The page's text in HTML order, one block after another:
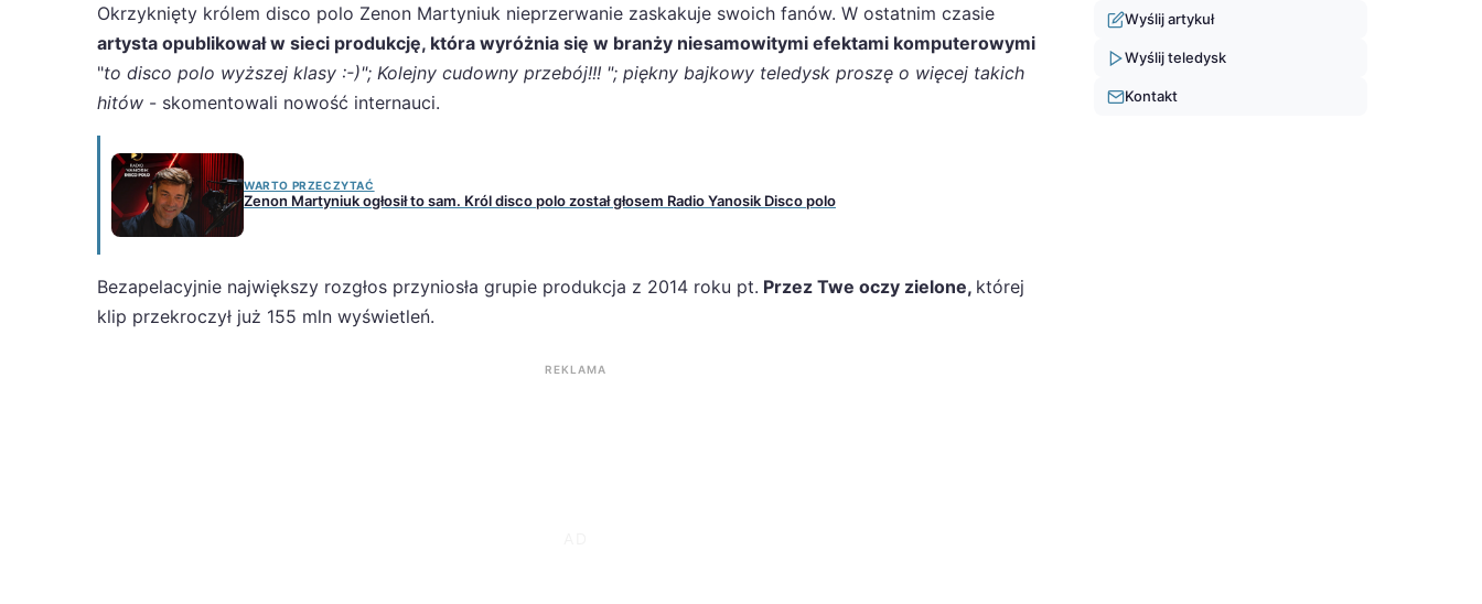
Okrzyknięty królem disco polo Zenon Martyniuk nieprzerwanie zaskakuje swoich fanów. W ostatnim czasie
artysta opublikował w sieci produkcję, która wyróżnia się w branży niesamowitymi efektami komputerowymi
"to disco polo wyższej klasy :-) "; Kolejny cudowny przebój!!! "; piękny bajkowy teledysk proszę o więcej takich
hitów - skomentowali nowość internauci.
WARTO PRZECZYTAĆ
Zenon Martyniuk ogłosił to sam. Król disco polo został głosem Radio Yanosik Disco polo
Bezapelacyjnie największy rozgłos przyniosła grupie produkcja z 2014 roku pt. Przez Twe oczy zielone, której
klip przekroczył już 155 mln wyświetleń.
REKLAMA
Wyślij artykuł
Wyślij teledysk
Kontakt